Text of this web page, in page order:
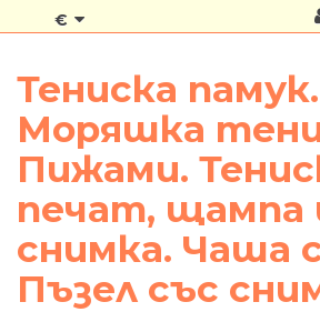
€
Тениска памук.
Моряшка
Пижами.
печат, щампа
снимка. Чаша
Пъзел със